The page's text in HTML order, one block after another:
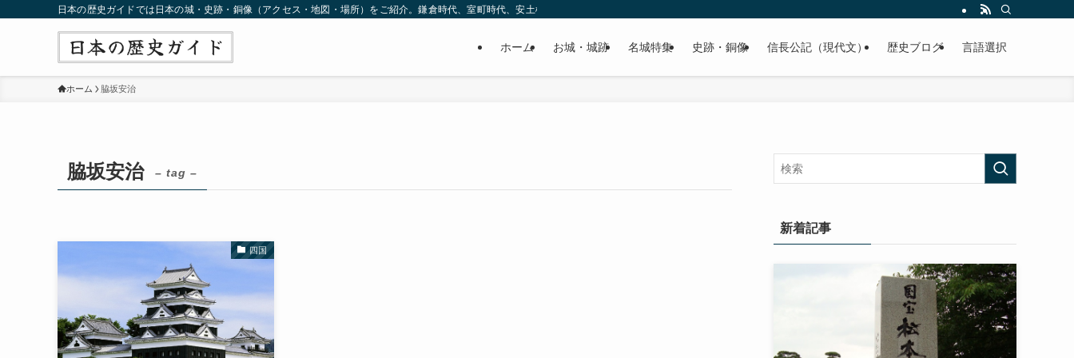
日本の歴史ガイドでは日本の城・史跡・銅像（アクセス・地図・場所）をご紹介。鎌倉時代、室町時代、安土桃山時代（戦国時代）、江戸時代と幅広くご紹介致します。
ホーム お城・城跡 名城特集 史跡・銅像 信長公記（現代文） 歴史ブログ 言語選択
ホーム 脇坂安治
脇坂安治 – tag –
四国
新着記事